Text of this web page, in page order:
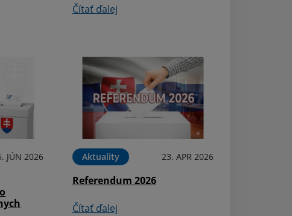
Čítať ďalej
JÚN 2026 Aktuality 23. APR 2026
Referendum 2026
Čítať ďalej